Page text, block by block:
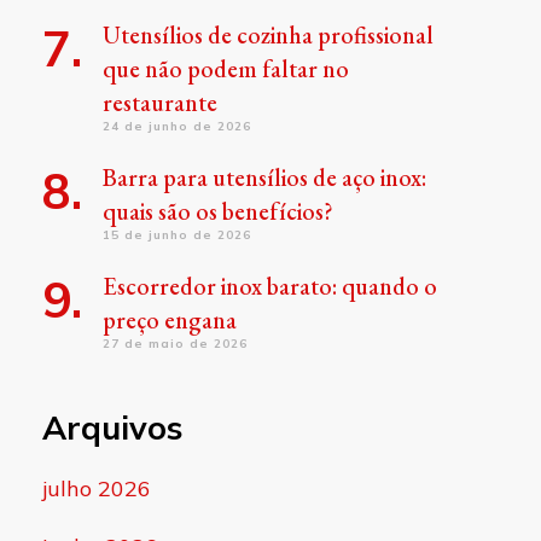
Utensílios de cozinha profissional
que não podem faltar no
restaurante
24 de junho de 2026
Barra para utensílios de aço inox:
quais são os benefícios?
15 de junho de 2026
Escorredor inox barato: quando o
preço engana
27 de maio de 2026
Arquivos
julho 2026